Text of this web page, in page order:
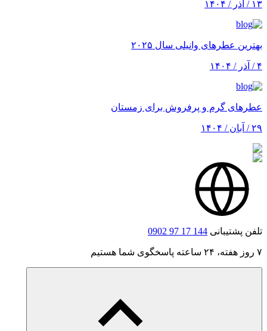
۱۳ / آذر / ۱۴۰۴
بهترین عطرهای وانیلی سال ۲۰۲۵
۴ / آذر / ۱۴۰۴
عطرهای گرم و پرفروش برای زمستان
۲۹ / آبان / ۱۴۰۴
تلفن پشتیبانی 0902 97 17 144
۷ روز هفته، ۲۴ ساعته پاسخگوی شما هستیم